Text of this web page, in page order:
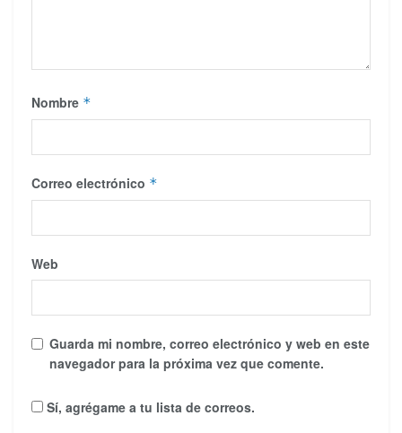
Nombre *
Correo electrónico *
Web
Guarda mi nombre, correo electrónico y web en este
navegador para la próxima vez que comente.
Sí, agrégame a tu lista de correos.